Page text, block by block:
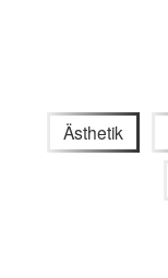
Ästhetik